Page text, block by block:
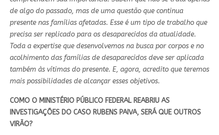
de algo do passado, mas de uma questão que continua
presente nas famílias afetadas. Esse é um tipo de trabalho que
precisa ser replicado para os desaparecidos da atualidade.
Toda a expertise que desenvolvemos na busca por corpos e no
acolhimento das famílias de desaparecidos deve ser aplicada
também às vítimas do presente. E, agora, acredito que teremos
mais possibilidades de alcançar esses objetivos.
COMO O MINISTÉRIO PÚBLICO FEDERAL REABRIU AS
INVESTIGAÇÕES DO CASO RUBENS PAIVA, SERÁ QUE OUTROS
VIRÃO?